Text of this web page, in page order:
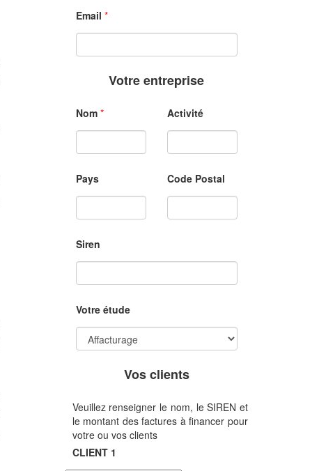
Email *
Votre entreprise
Nom * Activité
Pays Code Postal
Siren
Votre étude
Vos clients
Veuillez renseigner le nom, le SIREN et
le montant des factures à financer pour
votre ou vos clients
CLIENT 1